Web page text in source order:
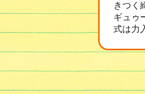
きつく
ギュゥ
式は力